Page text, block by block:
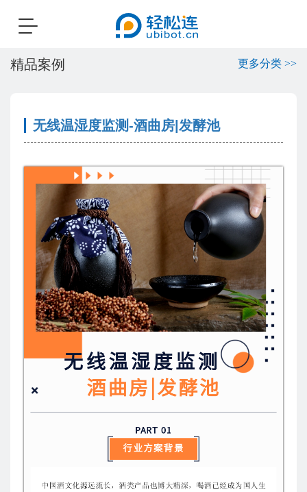
Toggle
精品案例 更多分类 >>
无线温湿度监测-酒曲房|发酵池